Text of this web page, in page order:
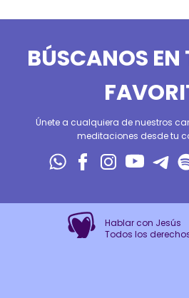
BÚSCANOS
Únete a cualquiera de nuestros
meditaciones desde tu
Hablar con Jesús
Todos los